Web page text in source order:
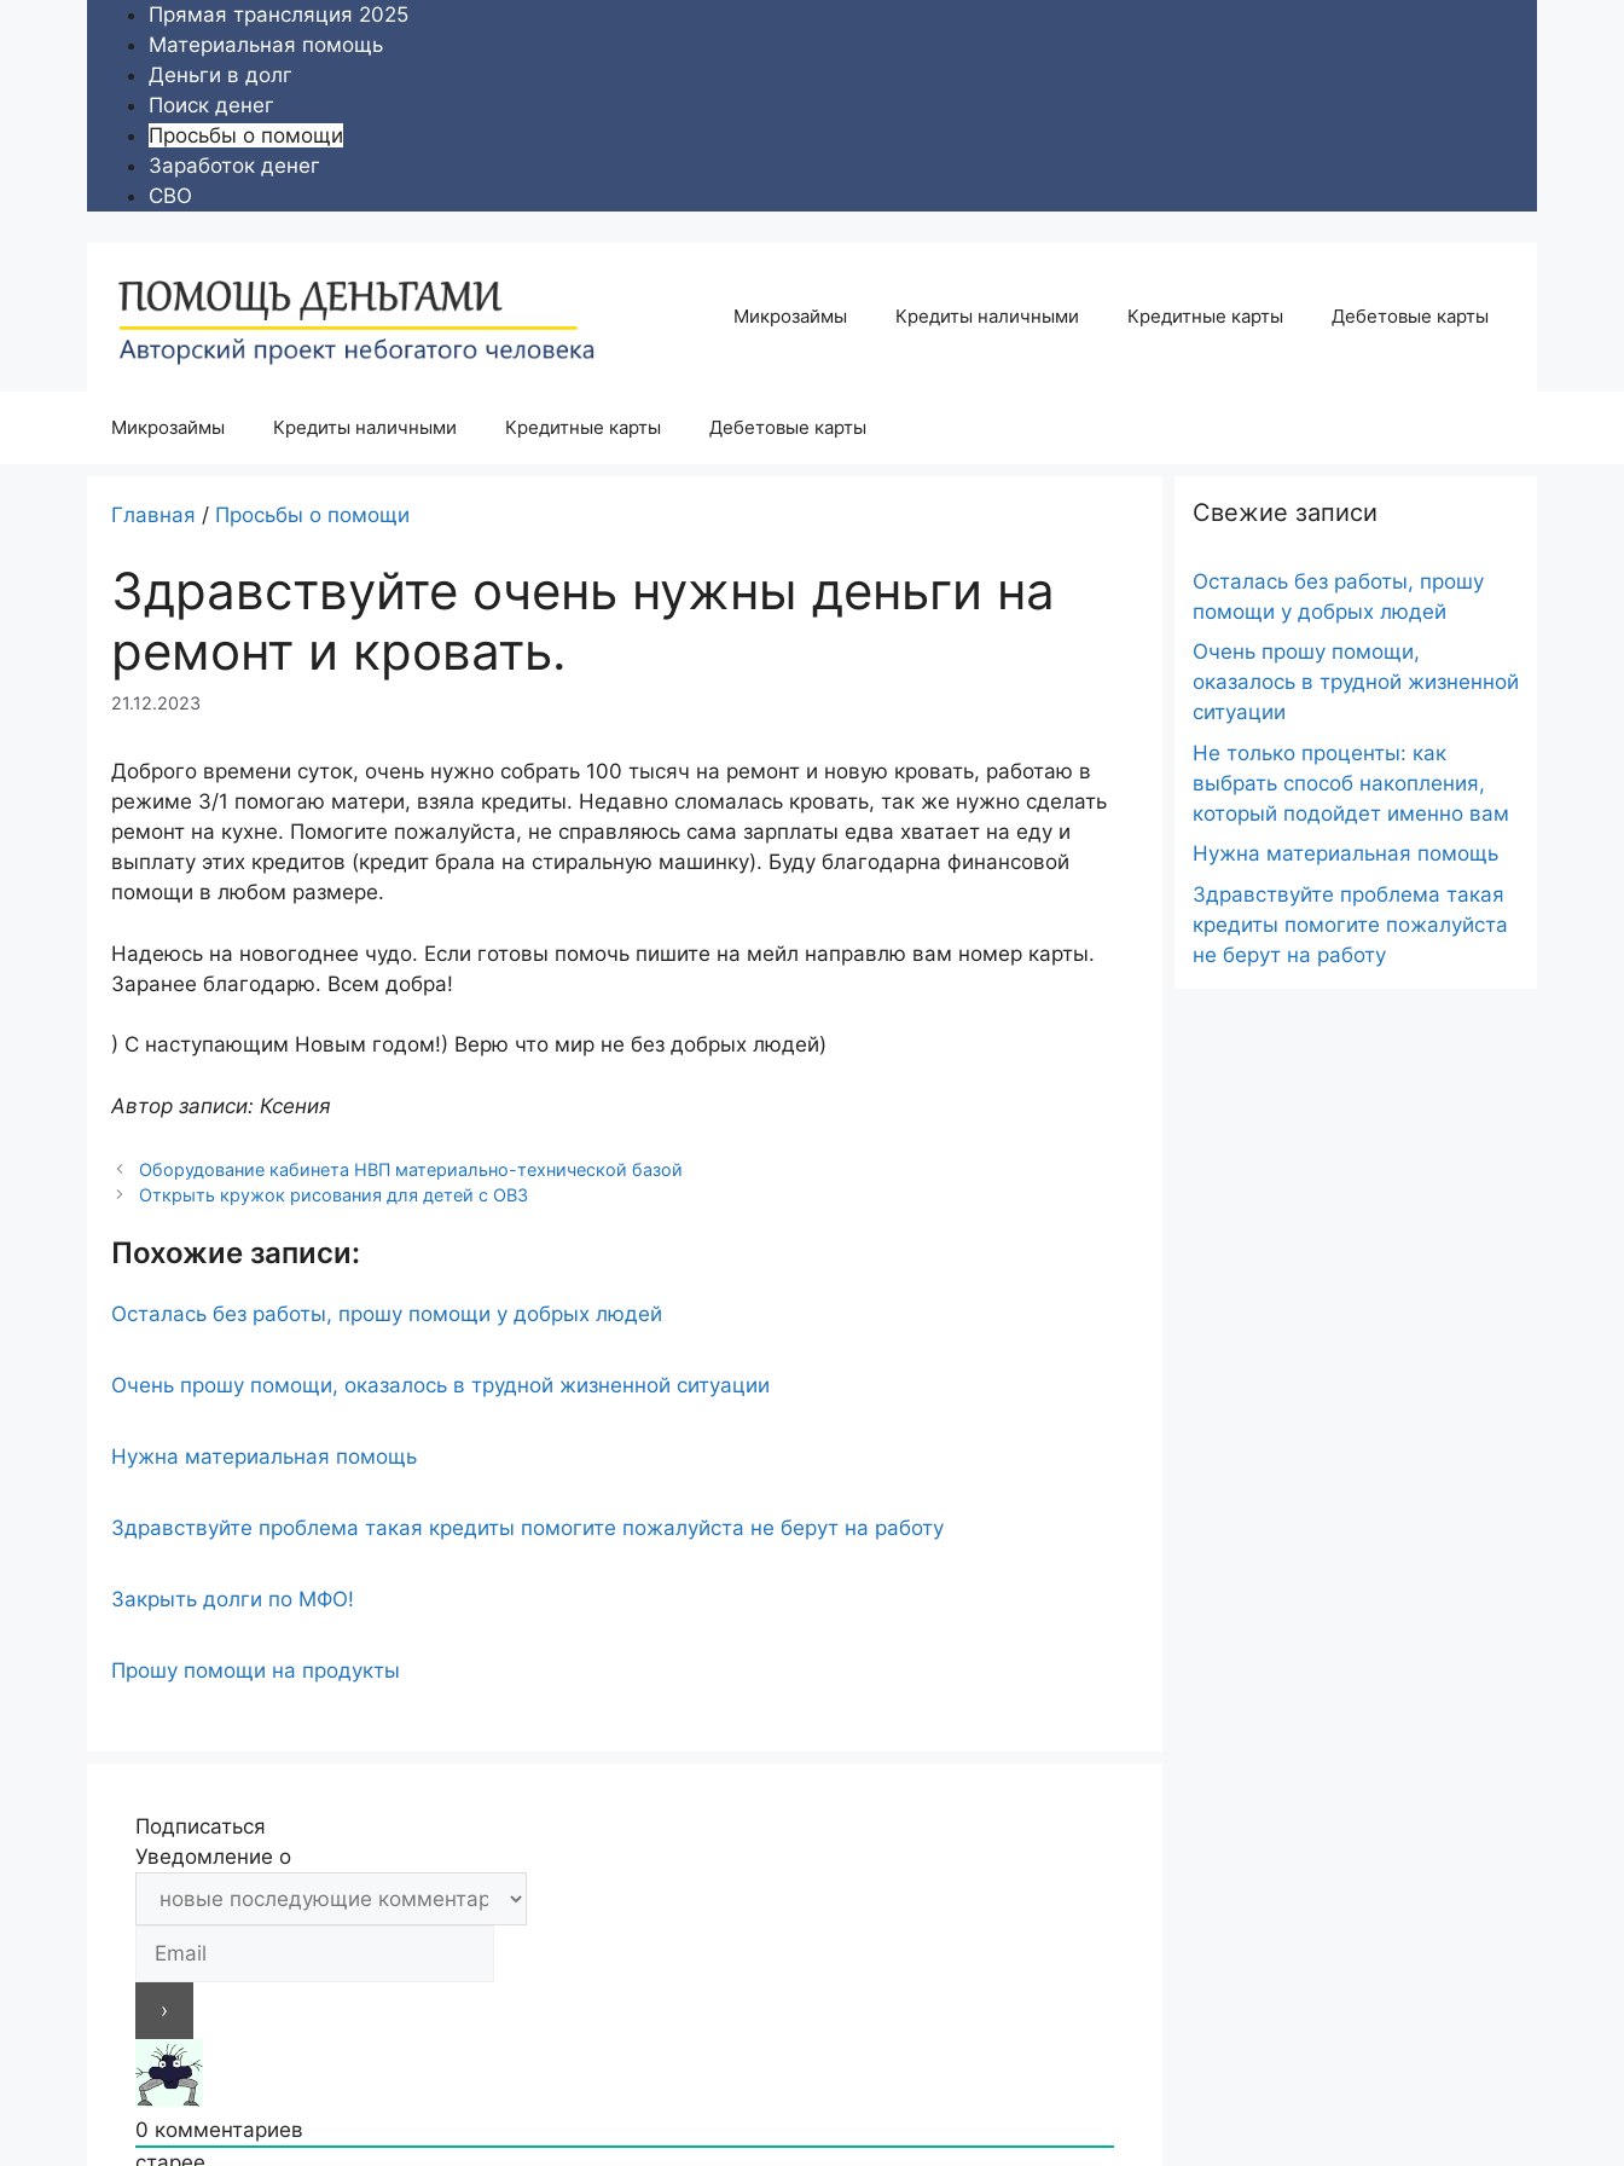
содержимому
Прямая трансляция 2025
Материальная помощь
Деньги в долг
Поиск денег
Просьбы о помощи
Заработок денег
СВО
Микрозаймы Кредиты наличными Кредитные карты Дебетовые карты
Микрозаймы Кредиты наличными Кредитные карты Дебетовые карты
Главная / Просьбы о помощи
Здравствуйте очень нужны деньги на
ремонт и кровать.
21.12.2023
Доброго времени суток, очень нужно собрать 100 тысяч на ремонт и новую кровать, работаю в
режиме 3/1 помогаю матери, взяла кредиты. Недавно сломалась кровать, так же нужно сделать
ремонт на кухне. Помогите пожалуйста, не справляюсь сама зарплаты едва хватает на еду и
выплату этих кредитов (кредит брала на стиральную машинку). Буду благодарна финансовой
помощи в любом размере.
Надеюсь на новогоднее чудо. Если готовы помочь пишите на мейл направлю вам номер карты.
Заранее благодарю. Всем добра!
) С наступающим Новым годом!) Верю что мир не без добрых людей)
Автор записи: Ксения
Оборудование кабинета НВП материально-технической базой
Открыть кружок рисования для детей с ОВЗ
Похожие записи:
Осталась без работы, прошу помощи у добрых людей
Очень прошу помощи, оказалось в трудной жизненной ситуации
Нужна материальная помощь
Здравствуйте проблема такая кредиты помогите пожалуйста не берут на работу
Закрыть долги по МФО!
Прошу помощи на продукты
Подписаться
Уведомление о
0 комментариев
Свежие записи
Осталась без работы, прошу
помощи у добрых людей
Очень прошу помощи,
оказалось в трудной жизненной
ситуации
Не только проценты: как
выбрать способ накопления,
который подойдет именно вам
Нужна материальная помощь
Здравствуйте проблема такая
кредиты помогите пожалуйста
не берут на работу